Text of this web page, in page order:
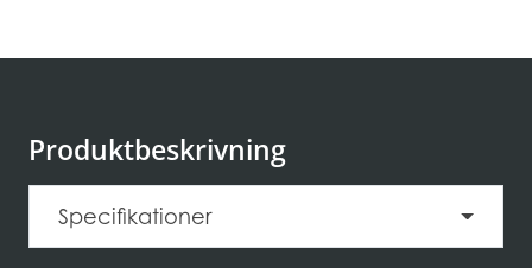
Produktbeskrivning
Specifikationer